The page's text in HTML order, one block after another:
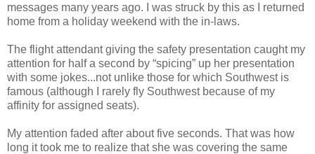
messages many years ago. I was struck by this as I returned
home from a holiday weekend with the in-laws.
The flight attendant giving the safety presentation caught my
attention for half a second by “spicing” up her presentation
with some jokes...not unlike those for which Southwest is
famous (although I rarely fly Southwest because of my
affinity for assigned seats).
My attention faded after about five seconds. That was how
long it took me to realize that she was covering the same